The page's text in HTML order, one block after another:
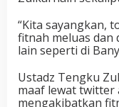
“Kita sayangkan,
fitnah meluas dan
lain seperti di
Ustadz Tengku
maaf lewat twitter
mengakibatkan